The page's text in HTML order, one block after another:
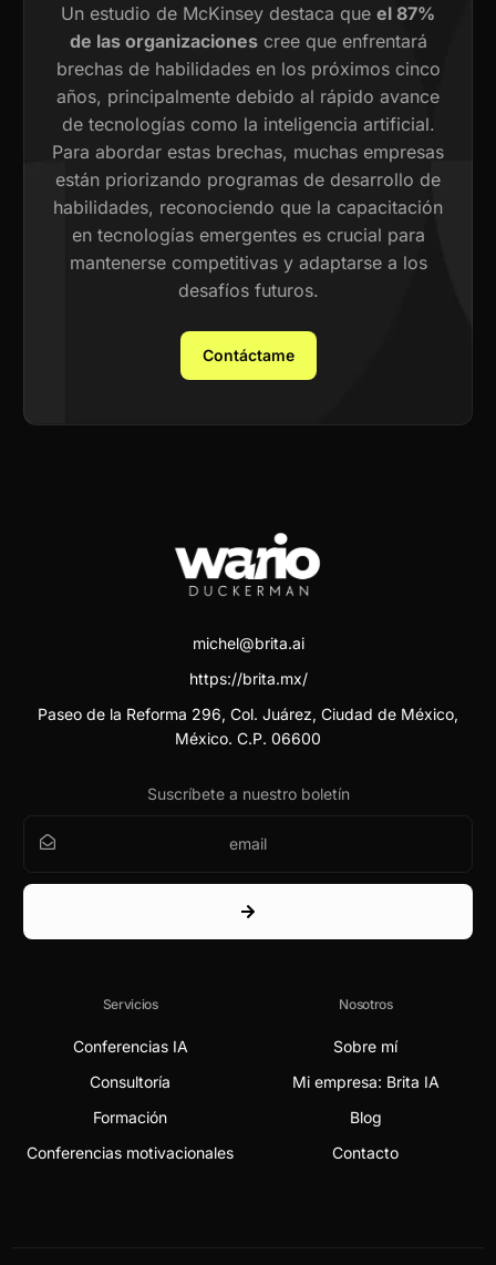
Un estudio de McKinsey destaca que el 87%
de las organizacionescree que enfrentará
brechas de habilidades en los próximos cinco
años, principalmente debido al rápido avance
de tecnologías como la inteligencia artificial.
Para abordar estas brechas, muchas empresas
están priorizando programas de desarrollo de
habilidades, reconociendo que la capacitación
en tecnologías emergentes es crucial para
mantenerse competitivas y adaptarse a los
desafíos futuros.
Contáctame
michel@brita.ai
https://brita.mx/
Paseo de la Reforma 296, Col. Juárez, Ciudad de México,
México. C.P. 06600
Suscríbete a nuestro boletín
Servicios
Conferencias IA
Consultoría
Formación
Conferencias motivacionales
Nosotros
Sobre mí
Mi empresa: Brita IA
Blog
Contacto